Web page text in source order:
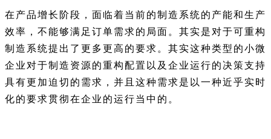
在产品增长阶段，面临着当前的制造系统的产能和生产
效率，不能够满足订单需求的局面。其实是对于可重构
制造系统提出了更多更高的要求。其实这种类型的小微
企业对于制造资源的重构配置以及企业运行的决策支持
具有更加迫切的需求，并且这种需求是以一种近乎实时
化的要求贯彻在企业的运行当中的。